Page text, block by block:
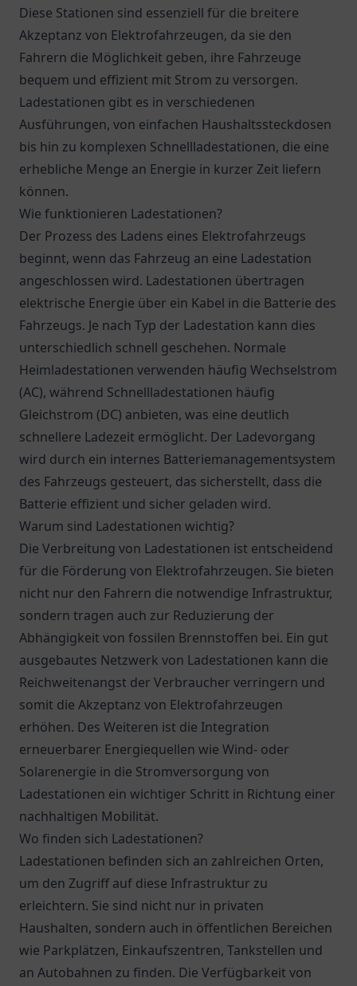
Diese Stationen sind essenziell für die breitere
Akzeptanz von Elektrofahrzeugen, da sie den
Fahrern die Möglichkeit geben, ihre Fahrzeuge
bequem und effizient mit Strom zu versorgen.
Ladestationen gibt es in verschiedenen
Ausführungen, von einfachen Haushaltssteckdosen
bis hin zu komplexen Schnellladestationen, die eine
erhebliche Menge an Energie in kurzer Zeit liefern
können.
Wie funktionieren Ladestationen?
Der Prozess des Ladens eines Elektrofahrzeugs
beginnt, wenn das Fahrzeug an eine Ladestation
angeschlossen wird. Ladestationen übertragen
elektrische Energie über ein Kabel in die Batterie des
Fahrzeugs. Je nach Typ der Ladestation kann dies
unterschiedlich schnell geschehen. Normale
Heimladestationen verwenden häufig Wechselstrom
(AC), während Schnellladestationen häufig
Gleichstrom (DC) anbieten, was eine deutlich
schnellere Ladezeit ermöglicht. Der Ladevorgang
wird durch ein internes Batteriemanagementsystem
des Fahrzeugs gesteuert, das sicherstellt, dass die
Batterie effizient und sicher geladen wird.
Warum sind Ladestationen wichtig?
Die Verbreitung von Ladestationen ist entscheidend
für die Förderung von Elektrofahrzeugen. Sie bieten
nicht nur den Fahrern die notwendige Infrastruktur,
sondern tragen auch zur Reduzierung der
Abhängigkeit von fossilen Brennstoffen bei. Ein gut
ausgebautes Netzwerk von Ladestationen kann die
Reichweitenangst der Verbraucher verringern und
somit die Akzeptanz von Elektrofahrzeugen
erhöhen. Des Weiteren ist die Integration
erneuerbarer Energiequellen wie Wind- oder
Solarenergie in die Stromversorgung von
Ladestationen ein wichtiger Schritt in Richtung einer
nachhaltigen Mobilität.
Wo finden sich Ladestationen?
Ladestationen befinden sich an zahlreichen Orten,
um den Zugriff auf diese Infrastruktur zu
erleichtern. Sie sind nicht nur in privaten
Haushalten, sondern auch in öffentlichen Bereichen
wie Parkplätzen, Einkaufszentren, Tankstellen und
an Autobahnen zu finden. Die Verfügbarkeit von